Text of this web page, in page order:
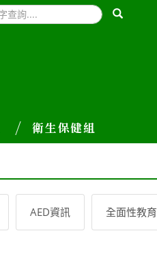
衛生保健組
AED資訊 全面性教育